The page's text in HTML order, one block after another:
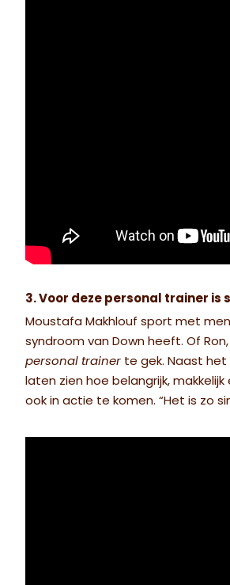
3. Voor deze personal trainer is
Moustafa Makhlouf sport met
syndroom van Down heeft. Of
personal trainer te gek. Naast het
laten zien hoe belangrijk,
ook in actie te komen. “Het is zo